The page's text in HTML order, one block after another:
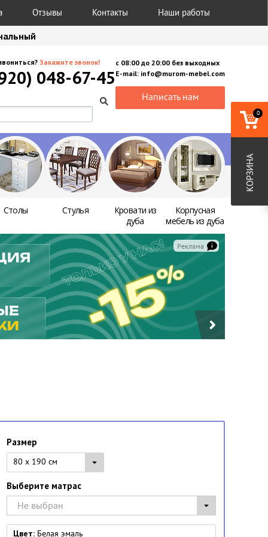
Отзывы Контакты Наши работы
с 08:00 до 20:00 без выходных
E-mail: info@murom-mebel.com
Написать нам
Закажите звонок!
048-67-45
Столы Стулья
Кровати из
дуба
Корпусная
мебель из дуба
Реклама
Размер
80 x 190 см
Выберите матрас
Не выбран
Цвет: Белая эмаль
0
КОРЗИНА